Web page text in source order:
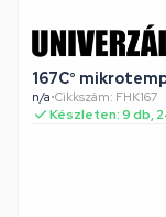
167C°
n/a•Cikkszám: FHK167
Készleten: 9 db,